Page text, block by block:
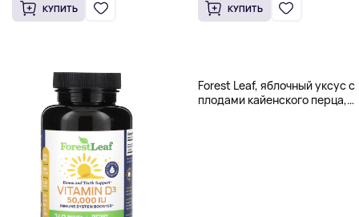
КУПИТЬ КУПИТЬ
Forest Leaf, яблочный уксус с
плодами кайенского перца,